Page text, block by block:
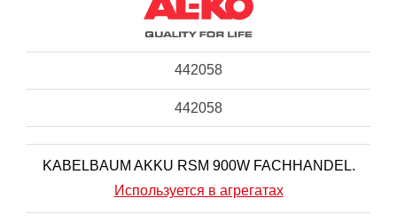
442058
442058
KABELBAUM AKKU RSM 900W FACHHANDEL.
Используется в агрегатах